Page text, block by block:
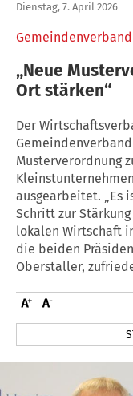
Gemeindenverband
Dienstag, 7. April 2026
„Neue
Ort stärken“
Der
Musterverordnung
ausgearbeitet. „Es
Schritt zur
lokalen Wirtschaft
die beiden
Oberstaller,